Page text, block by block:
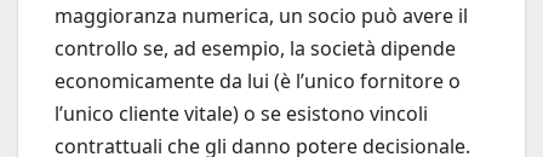
maggioranza numerica, un socio può avere il
controllo se, ad esempio, la società dipende
economicamente da lui (è l’unico fornitore o
l’unico cliente vitale) o se esistono vincoli
contrattuali che gli danno potere decisionale.